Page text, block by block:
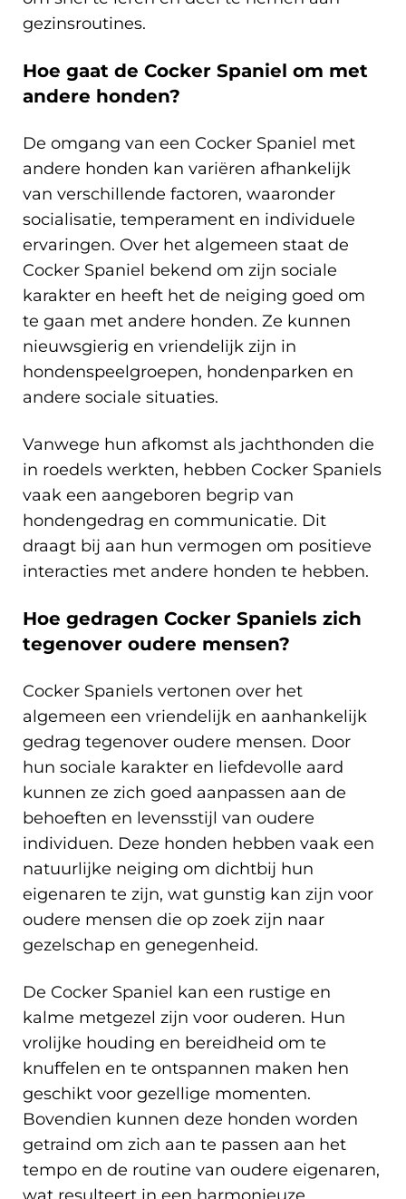
gezinsroutines.
Hoe gaat de Cocker Spaniel om met
andere honden?
De omgang van een Cocker Spaniel met
andere honden kan variëren afhankelijk
van verschillende factoren, waaronder
socialisatie, temperament en individuele
ervaringen. Over het algemeen staat de
Cocker Spaniel bekend om zijn sociale
karakter en heeft het de neiging goed om
te gaan met andere honden. Ze kunnen
nieuwsgierig en vriendelijk zijn in
hondenspeelgroepen, hondenparken en
andere sociale situaties.
Vanwege hun afkomst als jachthonden die
in roedels werkten, hebben Cocker Spaniels
vaak een aangeboren begrip van
hondengedrag en communicatie. Dit
draagt bij aan hun vermogen om positieve
interacties met andere honden te hebben.
Hoe gedragen Cocker Spaniels zich
tegenover oudere mensen?
Cocker Spaniels vertonen over het
algemeen een vriendelijk en aanhankelijk
gedrag tegenover oudere mensen. Door
hun sociale karakter en liefdevolle aard
kunnen ze zich goed aanpassen aan de
behoeften en levensstijl van oudere
individuen. Deze honden hebben vaak een
natuurlijke neiging om dichtbij hun
eigenaren te zijn, wat gunstig kan zijn voor
oudere mensen die op zoek zijn naar
gezelschap en genegenheid.
De Cocker Spaniel kan een rustige en
kalme metgezel zijn voor ouderen. Hun
vrolijke houding en bereidheid om te
knuffelen en te ontspannen maken hen
geschikt voor gezellige momenten.
Bovendien kunnen deze honden worden
getraind om zich aan te passen aan het
tempo en de routine van oudere eigenaren,